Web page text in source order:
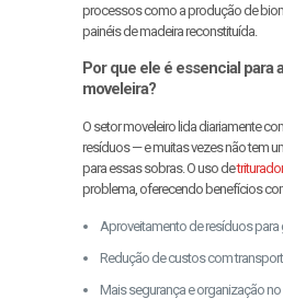
processos como a produção de
painéis de madeira reconstituída.
Por que ele é essencial para
moveleira?
O setor moveleiro lida diariamente
resíduos — e muitas vezes não tem
para essas sobras. O uso de
problema, oferecendo benefícios
Aproveitamento de resíduos
Redução de custos com
Mais segurança e organização